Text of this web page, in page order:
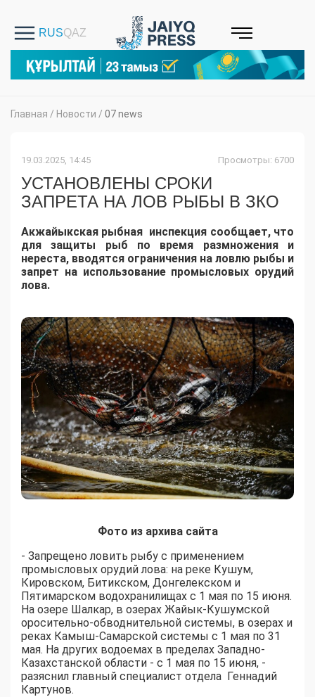
Главная / Новости / 07 news
19.03.2025, 14:45 Просмотры: 6700
УСТАНОВЛЕНЫ СРОКИ
ЗАПРЕТА НА ЛОВ РЫБЫ В ЗКО
Акжайыкская рыбная инспекция сообщает, что
для защиты рыб по время размножения и
нереста, вводятся ограничения на ловлю рыбы и
запрет на использование промысловых орудий
лова.
Фото из архива сайта
- Запрещено ловить рыбу с применением
промысловых орудий лова: на реке Кушум,
Кировском, Битикском, Донгелекском и
Пятимарском водохранилищах с 1 мая по 15 июня.
На озере Шалкар, в озерах Жайык-Кушумской
оросительно-обводнительной системы, в озерах и
реках Камыш-Самарской системы с 1 мая по 31
мая. На других водоемах в пределах Западно-
Казахстанской области - с 1 мая по 15 июня, -
разяснил главный специалист отдела Геннадий
Картунов.